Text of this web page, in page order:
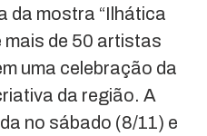
da mostra “Ilhática
mais de 50 artistas
uma celebração da
da região. A
no sábado (8/11) e